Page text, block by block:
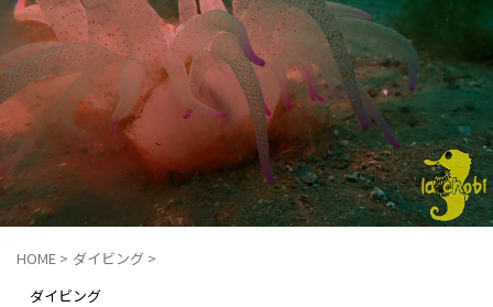
HOME > ダイビング >
ダイビング